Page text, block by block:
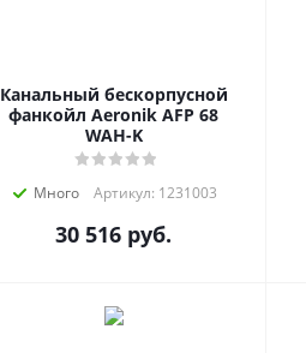
Канальный бескорпусной
фанкойл Aeronik AFP 68
WAH-K
Много Артикул: 1231003
30 516 руб.